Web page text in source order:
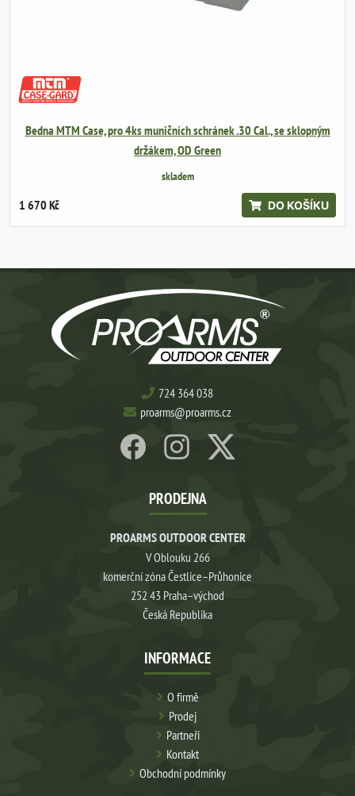
Bedna MTM Case, pro 4ks muničních schránek .30 Cal., se sklopným
držákem, OD Green
skladem
1 670 Kč DO KOŠÍKU
724 364 038
proarms@proarms.cz
PRODEJNA
PROARMS OUTDOOR CENTER
V Oblouku 266
komerční zóna Čestlice–Průhonice
252 43 Praha–východ
Česká Republika
INFORMACE
O firmě
Prodej
Partneři
Kontakt
Obchodní podmínky